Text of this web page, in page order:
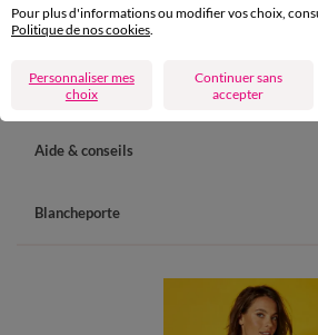
Paiement
(1) Offres et codes promos
Aide & conseils
Blancheporte
Pour plus d'informations ou modifier vos choix,
Politique de nos cookies.
Personnaliser mes
choix
Continuer sans
accepter